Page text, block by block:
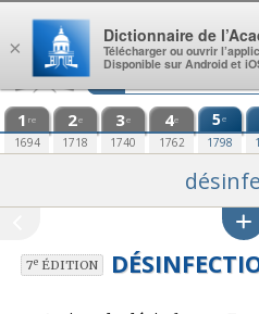
Aller au contenu
1 re
1694
2e
1718
3e
1740
4e
1762
5e
1798
7eÉDITION
×
Dictionnaire de
Télécharger ou ouvrir
Disponible sur Android et